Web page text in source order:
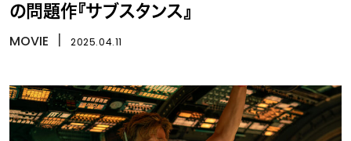
の問題作『サブスタンス』
MOVIE 2025.04.11